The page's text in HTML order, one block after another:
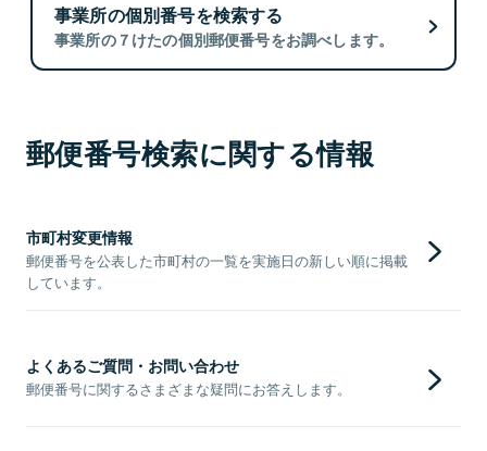
事業所の個別番号を検索する
事業所の７けたの個別郵便番号をお調べします。
郵便番号検索に関する情報
市町村変更情報
郵便番号を公表した市町村の一覧を実施日の新しい順に掲載
しています。
よくあるご質問・お問い合わせ
郵便番号に関するさまざまな疑問にお答えします。